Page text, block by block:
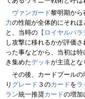
ヴァンガード黎明期から
力の性能が全体的にそれほ
と、当時の 【ロイヤルパラ
し攻撃に移れるかが評価
った事などから、当初は特
き集めたデッキが主流とな
その後、カードプールの
り グレード ３のカードをラ
ラン統一推奨カードの増加